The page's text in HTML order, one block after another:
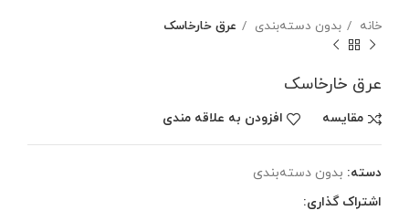
خانه بدون دسته‌بندی عرق خارخاسک
عرق خارخاسک
مقایسه افزودن به علاقه مندی
دسته: بدون دسته‌بندی
اشتراک گذاری: